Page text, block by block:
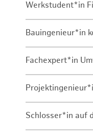
Werkstudent*in
Bauingenieur*in
Fachexpert*in
Schlosser*in auf